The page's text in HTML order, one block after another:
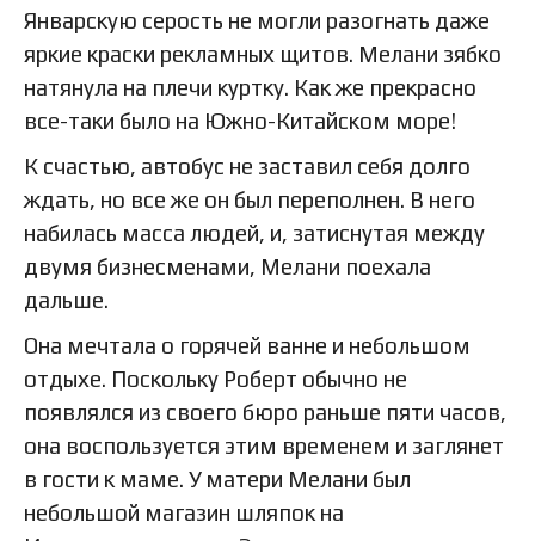
Январскую серость не могли разогнать даже
яркие краски рекламных щитов. Мелани зябко
натянула на плечи куртку. Как же прекрасно
все-таки было на Южно-Китайском море!
К счастью, автобус не заставил себя долго
ждать, но все же он был переполнен. В него
набилась масса людей, и, затиснутая между
двумя бизнесменами, Мелани поехала
дальше.
Она мечтала о горячей ванне и небольшом
отдыхе. Поскольку Роберт обычно не
появлялся из своего бюро раньше пяти часов,
она воспользуется этим временем и заглянет
в гости к маме. У матери Мелани был
небольшой магазин шляпок на